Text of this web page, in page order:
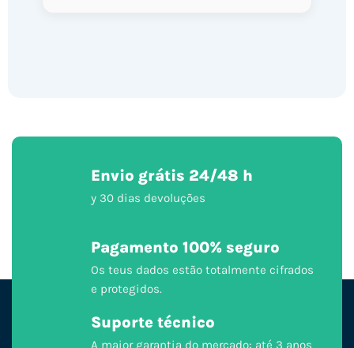
Envio grátis 24/48 h
y 30 dias devoluções
Pagamento 100% seguro
Os teus dados estão totalmente cifrados
e protegidos.
Suporte técnico
A maior garantia do mercado: até 3 anos